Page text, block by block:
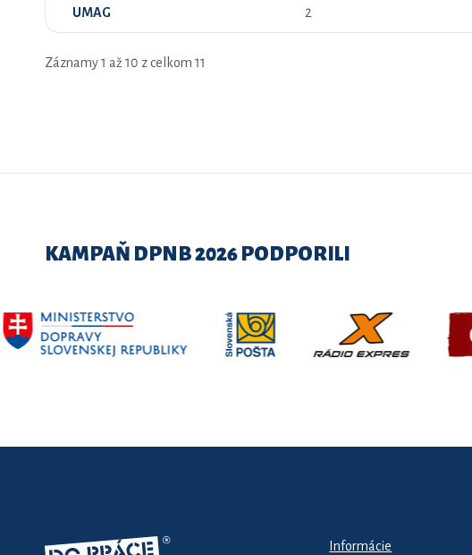
UMAG 2
Záznamy 1 až 10 z celkom 11
KAMPAŇ DPNB 2026 PODPORILI
Informácie